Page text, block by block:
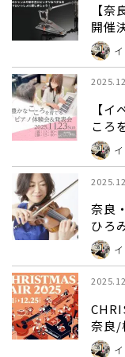
【
開催
【
ころ
た！
奈良
ひろ
奈良/